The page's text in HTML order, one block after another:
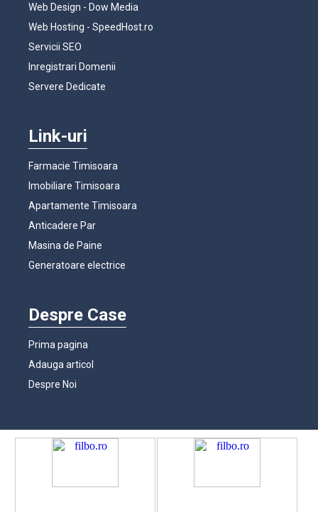
Web Design - Dow Media
Web Hosting - SpeedHost.ro
Servicii SEO
Inregistrari Domenii
Servere Dedicate
Link-uri
Farmacie Timisoara
Imobiliare Timisoara
Apartamente Timisoara
Anticadere Par
Masina de Paine
Generatoare electrice
Despre Case
Prima pagina
Adauga articol
Despre Noi